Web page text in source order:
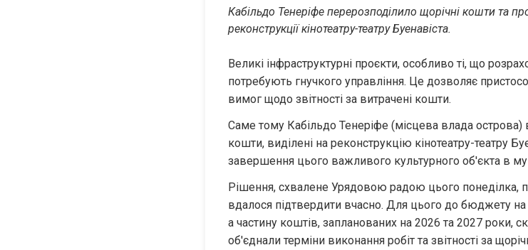
Кабільдо Тенеріфе перерозподілило щорічні кошти та
реконструкції кінотеатру-театру Буенавіста.
Великі інфраструктурні проєкти, особливо ті, що
потребують гнучкого управління. Це дозволяє
вимог щодо звітності за витрачені кошти.
Саме тому Кабільдо Тенеріфе (місцева влада острова)
кошти, виділені на реконструкцію кінотеатру-театру
завершення цього важливого культурного об'єкта в
Рішення, схвалене Урядовою радою цього понеділка,
вдалося підтвердити вчасно. Для цього до бюджету на
а частину коштів, запланованих на 2026 та 2027 роки,
об'єднали терміни виконання робіт та звітності за